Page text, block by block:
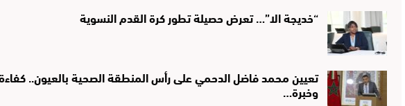
“خديجة الا”… تعرض حصيلة تطور كرة القدم النسوية
تعيين محمد فاضل الدحمي على رأس المنطقة الصحية بالعيون.. كفاءة
وخبرة…